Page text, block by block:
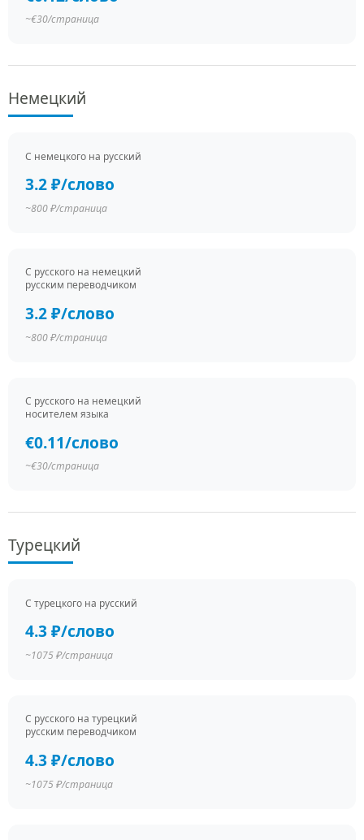
~€30/страница
Немецкий
С немецкого на русский
3.2 ₽/слово
~800 ₽/страница
С русского на немецкий
русским переводчиком
3.2 ₽/слово
~800 ₽/страница
С русского на немецкий
носителем языка
€0.11/слово
~€30/страница
Турецкий
С турецкого на русский
4.3 ₽/слово
~1075 ₽/страница
С русского на турецкий
русским переводчиком
4.3 ₽/слово
~1075 ₽/страница